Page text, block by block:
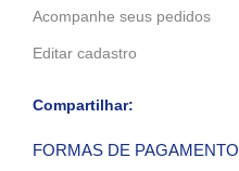
Acompanhe seus pedidos
Editar cadastro
Compartilhar:
FORMAS DE PAGAMENTO